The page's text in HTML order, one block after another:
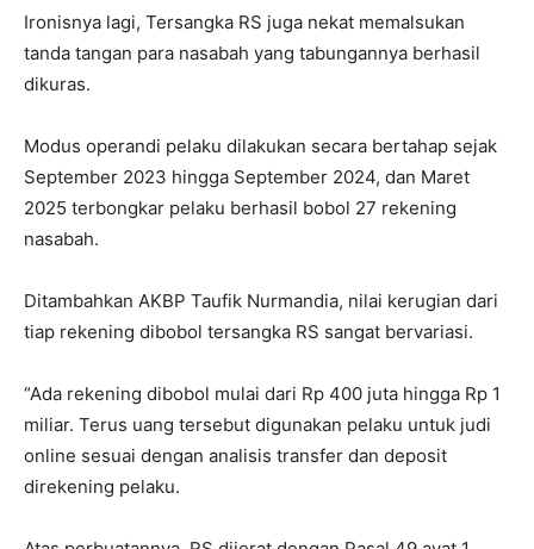
Ironisnya lagi, Tersangka RS juga nekat memalsukan
tanda tangan para nasabah yang tabungannya berhasil
dikuras.
Modus operandi pelaku dilakukan secara bertahap sejak
September 2023 hingga September 2024, dan Maret
2025 terbongkar pelaku berhasil bobol 27 rekening
nasabah.
Ditambahkan AKBP Taufik Nurmandia, nilai kerugian dari
tiap rekening dibobol tersangka RS sangat bervariasi.
“Ada rekening dibobol mulai dari Rp 400 juta hingga Rp 1
miliar. Terus uang tersebut digunakan pelaku untuk judi
online sesuai dengan analisis transfer dan deposit
direkening pelaku.